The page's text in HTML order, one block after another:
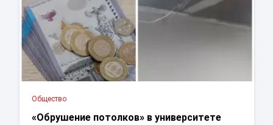
Общество
«Обрушение потолков» в университете